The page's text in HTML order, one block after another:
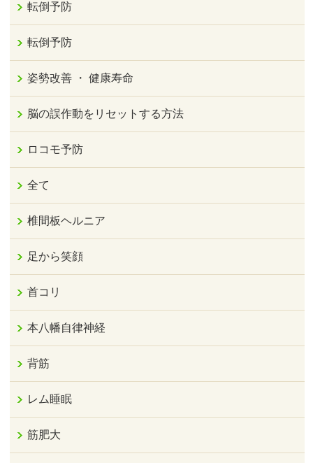
転倒予防
転倒予防
姿勢改善 ・ 健康寿命
脳の誤作動をリセットする方法
ロコモ予防
全て
椎間板ヘルニア
足から笑顔
首コリ
本八幡自律神経
背筋
レム睡眠
筋肥大